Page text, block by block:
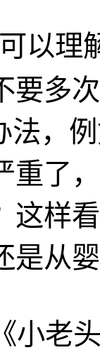
以理
要多
法，
重了
这样
是从
《小老